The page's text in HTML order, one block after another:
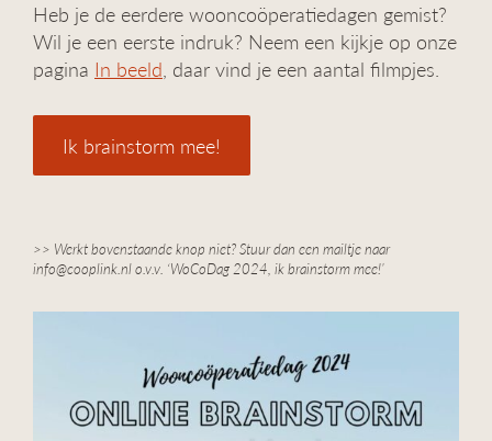
Heb je de eerdere wooncoöperatiedagen gemist?
Wil je een eerste indruk? Neem een kijkje op onze
pagina In beeld, daar vind je een aantal filmpjes.
Ik brainstorm mee!
>> Werkt bovenstaande knop niet? Stuur dan een mailtje naar
info@cooplink.nl o.v.v. ‘WoCoDag 2024, ik brainstorm mee!’